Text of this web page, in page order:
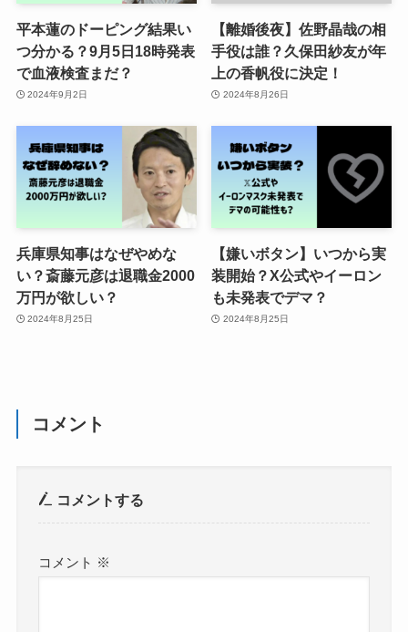
平本蓮のドーピング結果い
つ分かる？9月5日18時発表
で血液検査まだ？
2024年9月2日
【離婚後夜】佐野晶哉の相
手役は誰？久保田紗友が年
上の香帆役に決定！
2024年8月26日
兵庫県知事はなぜやめな
い？斎藤元彦は退職金2000
万円が欲しい？
2024年8月25日
【嫌いボタン】いつから実
装開始？X公式やイーロン
も未発表でデマ？
2024年8月25日
コメント
コメントする
コメント ※